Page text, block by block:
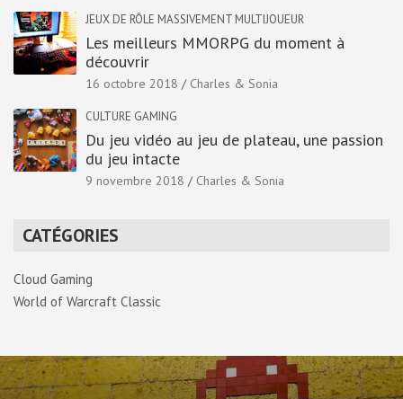
JEUX DE RÔLE MASSIVEMENT MULTIJOUEUR
Les meilleurs MMORPG du moment à
découvrir
16 octobre 2018 Charles & Sonia
CULTURE GAMING
Du jeu vidéo au jeu de plateau, une passion
du jeu intacte
9 novembre 2018 Charles & Sonia
CATÉGORIES
Cloud Gaming
World of Warcraft Classic